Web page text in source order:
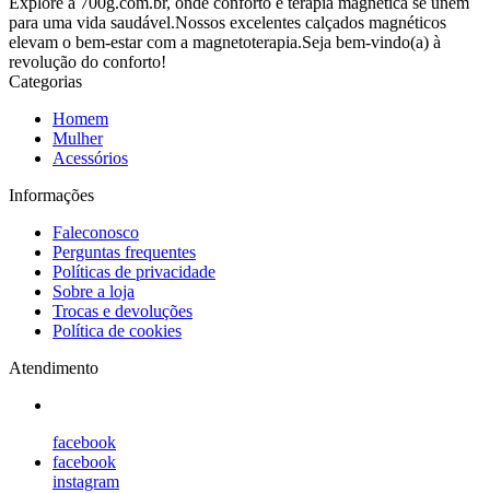
para uma vida saudável.Nossos excelentes calçados magnéticos
elevam o bem-estar com a magnetoterapia.Seja bem-vindo(a) à
revolução do conforto!
Categorias
Homem
Mulher
Acessórios
Informações
Faleconosco
Perguntas frequentes
Políticas de privacidade
Sobre a loja
Trocas e devoluções
Política de cookies
Atendimento
facebook
facebook
instagram